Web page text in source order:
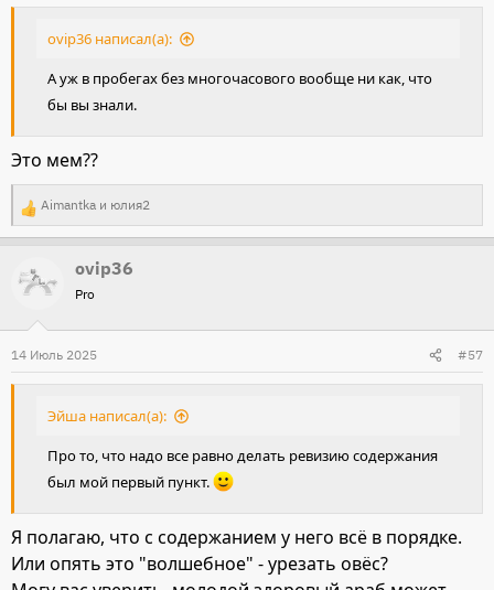
ovip36 написал(а):
А уж в пробегах без многочасового вообще ни как, что
бы вы знали.
Это мем??
Р
е
а
к
и
и
Aimantka и юлия2
ovip36
Pro
14 Июль 2025 #57
Эйша написал(а):
Про то, что надо все равно делать ревизию содержания
был мой первый пункт.
Я полагаю, что с содержанием у него всё в порядке.
Или опять это "волшебное" - урезать овёс?